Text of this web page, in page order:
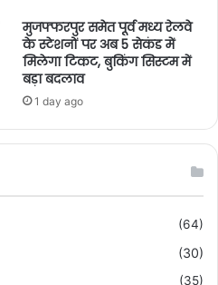
मुजफ्फरपुर समेत पूर्व मध्य रेलवे
के स्टेशनों पर अब 5 सेकंड में
मिलेगा टिकट, बुकिंग सिस्टम में
बड़ा बदलाव
1 day ago
(64)
(30)
(35)